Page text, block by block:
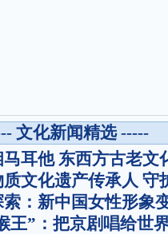
文化新闻精选 -----
耳他 东西方古老文
文化遗产传承人 守
：新中国女性形象
王”：把京剧唱给世